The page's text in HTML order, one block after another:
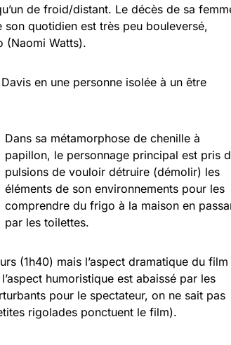
de froid/distant. Le décès de sa
quotidien est très peu bouleversé,
(Naomi Watts).
en une personne isolée à un être
Dans sa métamorphose de chenille à
papillon, le personnage principal est pris
pulsions de vouloir détruire (démolir) les
éléments de son environnements pour les
comprendre du frigo à la maison en
par les toilettes.
(1h40) mais l’aspect dramatique du film
humoristique est abaissé par les
pour le spectateur, on ne sait pas
rigolades ponctuent le film).